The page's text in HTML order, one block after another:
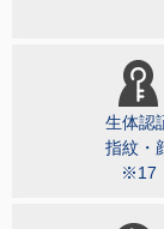
生体認
指紋・
※17